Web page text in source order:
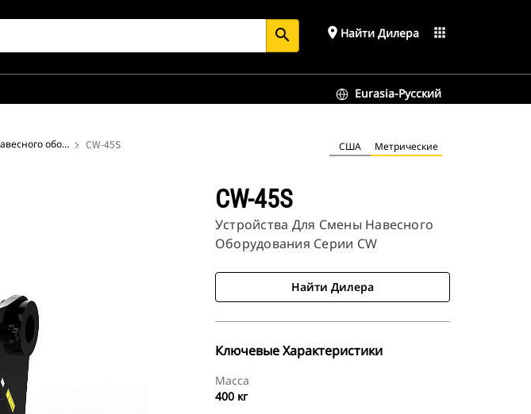
search place Найти Дилера apps
Eurasia-Русский
Устройства для смены навесного оборудования серии CW CW-45S США Метрические
CW-45S
Устройства Для Смены Навесного
Оборудования Серии CW
Найти Дилера
Ключевые Характеристики
Масса
400 кг